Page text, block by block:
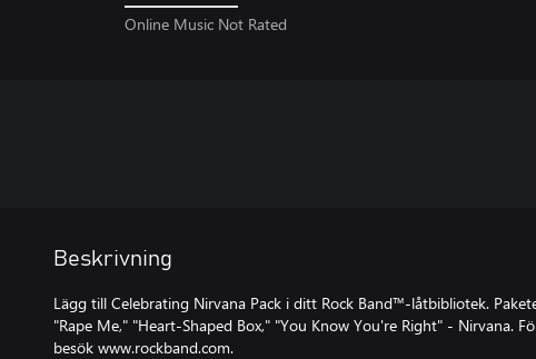
Online Music Not Rated
Beskrivning
Lägg till Celebrating Nirvana Pack i ditt Rock Band™-låtbibliotek.
"Rape Me," "Heart-Shaped Box," "You Know You're Right" - Nirvana.
besök www.rockband.com.